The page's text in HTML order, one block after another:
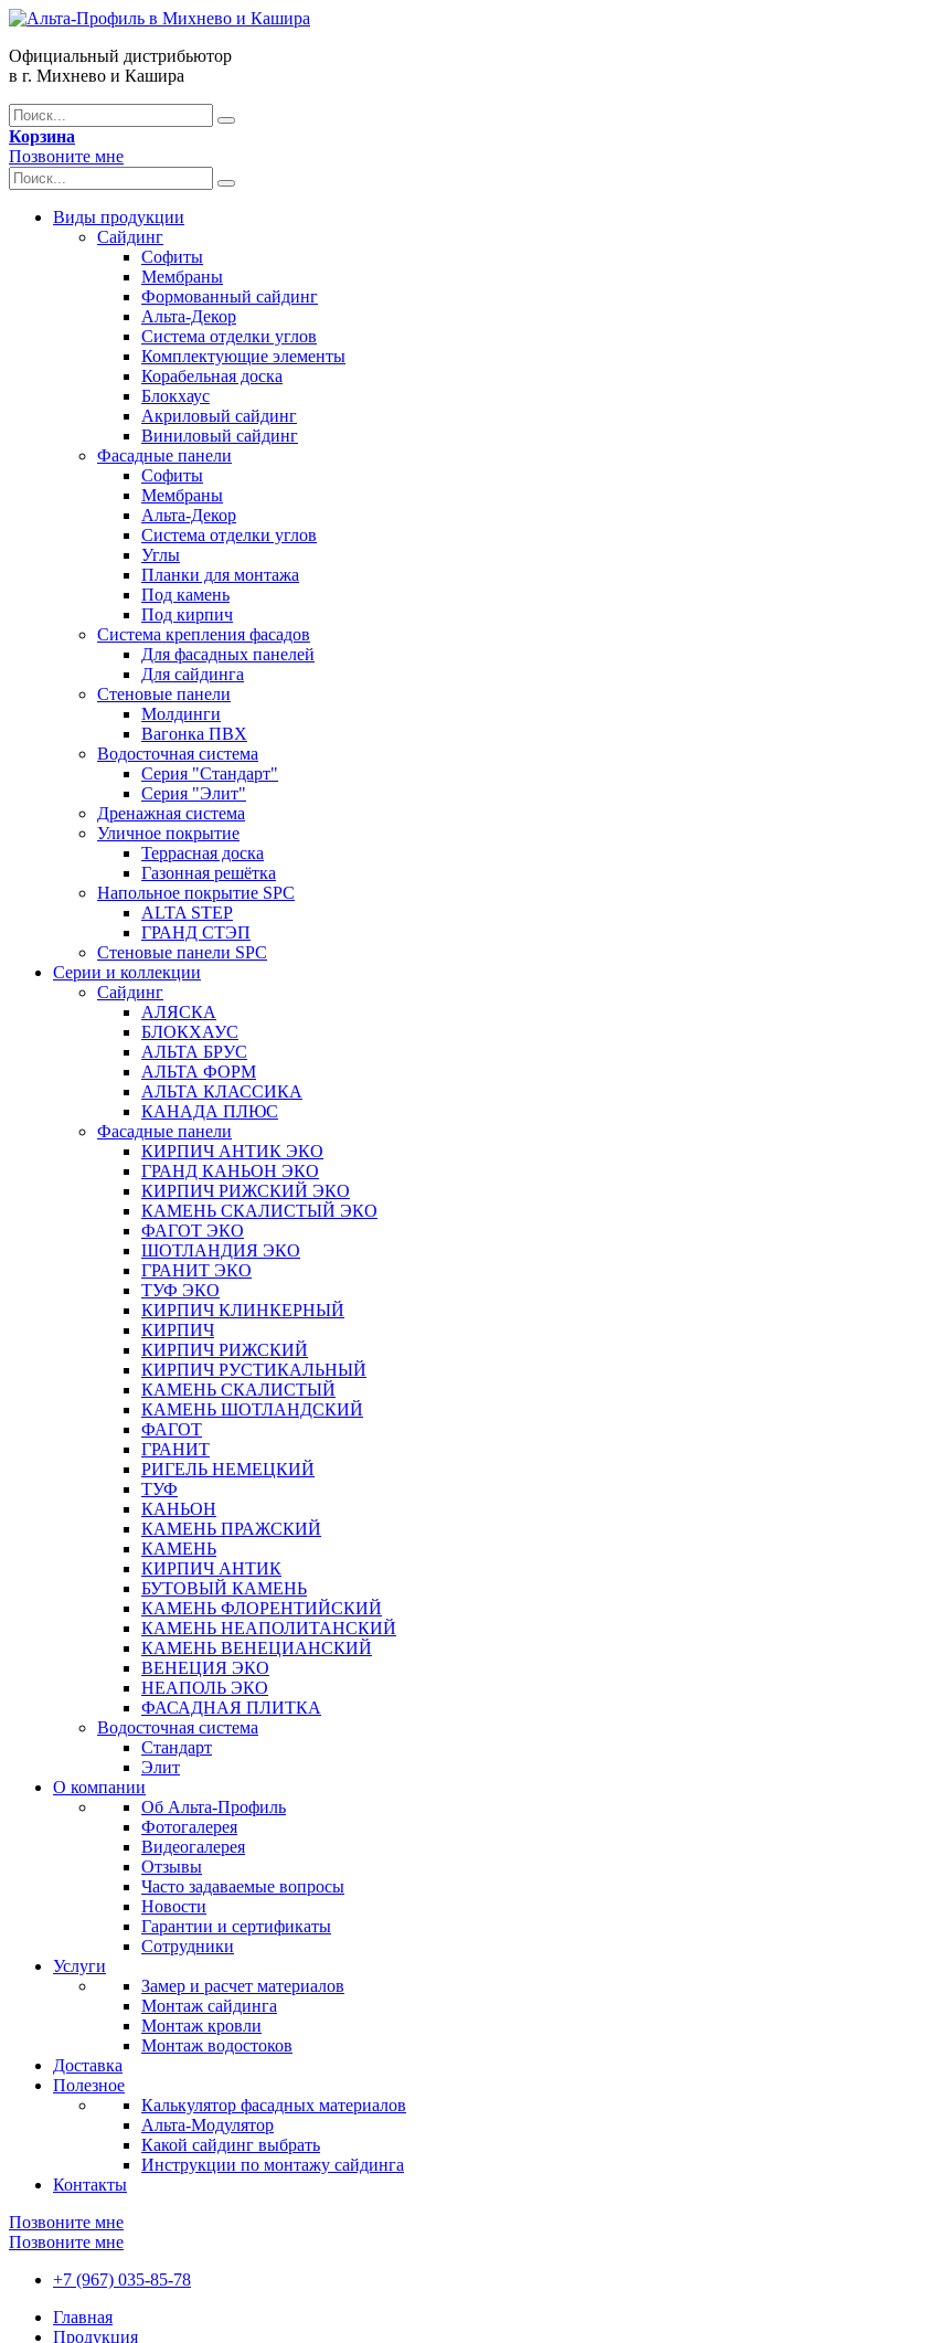
Официальный дистрибьютор
в г. Михнево и Кашира
Корзина
Позвоните мне
Виды продукции
Сайдинг
Софиты
Мембраны
Формованный сайдинг
Альта-Декор
Система отделки углов
Комплектующие элементы
Корабельная доска
Блокхаус
Акриловый сайдинг
Виниловый сайдинг
Фасадные панели
Софиты
Мембраны
Альта-Декор
Система отделки углов
Углы
Планки для монтажа
Под камень
Под кирпич
Система крепления фасадов
Для фасадных панелей
Для сайдинга
Стеновые панели
Молдинги
Вагонка ПВХ
Водосточная система
Серия "Стандарт"
Серия "Элит"
Дренажная система
Уличное покрытие
Террасная доска
Газонная решётка
Напольное покрытие SPC
ALTA STEP
ГРАНД СТЭП
Стеновые панели SPC
Серии и коллекции
Сайдинг
АЛЯСКА
БЛОКХАУС
АЛЬТА БРУС
АЛЬТА ФОРМ
АЛЬТА КЛАССИКА
КАНАДА ПЛЮС
Фасадные панели
КИРПИЧ АНТИК ЭКО
ГРАНД КАНЬОН ЭКО
КИРПИЧ РИЖСКИЙ ЭКО
КАМЕНЬ СКАЛИСТЫЙ ЭКО
ФАГОТ ЭКО
ШОТЛАНДИЯ ЭКО
ГРАНИТ ЭКО
ТУФ ЭКО
КИРПИЧ КЛИНКЕРНЫЙ
КИРПИЧ
КИРПИЧ РИЖСКИЙ
КИРПИЧ РУСТИКАЛЬНЫЙ
КАМЕНЬ СКАЛИСТЫЙ
КАМЕНЬ ШОТЛАНДСКИЙ
ФАГОТ
ГРАНИТ
РИГЕЛЬ НЕМЕЦКИЙ
ТУФ
КАНЬОН
КАМЕНЬ ПРАЖСКИЙ
КАМЕНЬ
КИРПИЧ АНТИК
БУТОВЫЙ КАМЕНЬ
КАМЕНЬ ФЛОРЕНТИЙСКИЙ
КАМЕНЬ НЕАПОЛИТАНСКИЙ
КАМЕНЬ ВЕНЕЦИАНСКИЙ
ВЕНЕЦИЯ ЭКО
НЕАПОЛЬ ЭКО
ФАСАДНАЯ ПЛИТКА
Водосточная система
Стандарт
Элит
О компании
Об Альта-Профиль
Фотогалерея
Видеогалерея
Отзывы
Часто задаваемые вопросы
Новости
Гарантии и сертификаты
Сотрудники
Услуги
Замер и расчет материалов
Монтаж сайдинга
Монтаж кровли
Монтаж водостоков
Доставка
Полезное
Калькулятор фасадных материалов
Альта-Модулятор
Какой сайдинг выбрать
Инструкции по монтажу сайдинга
Контакты
Позвоните мне
Позвоните мне
+7 (967) 035-85-78
Главная
Продукция